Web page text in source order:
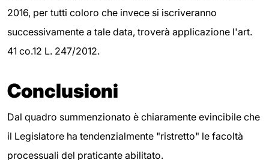
2016, per tutti coloro che invece si iscriveranno
successivamente a tale data, troverà applicazione l'art.
41 co.12 L. 247/2012.
Conclusioni
Dal quadro summenzionato è chiaramente evincibile che
il Legislatore ha tendenzialmente "ristretto" le facoltà
processuali del praticante abilitato.